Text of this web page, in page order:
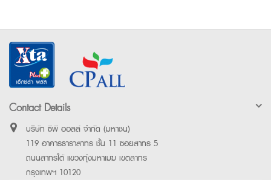
Contact Details
บริษัท ซีพี ออลล์ จำกัด (มหาชน)
119 อาคารธาราสาทร ชั้น 11 ซอยสาทร 5
ถนนสาทรใต้ แขวงทุ่งมหาเมฆ เขตสาทร
กรุงเทพฯ 10120